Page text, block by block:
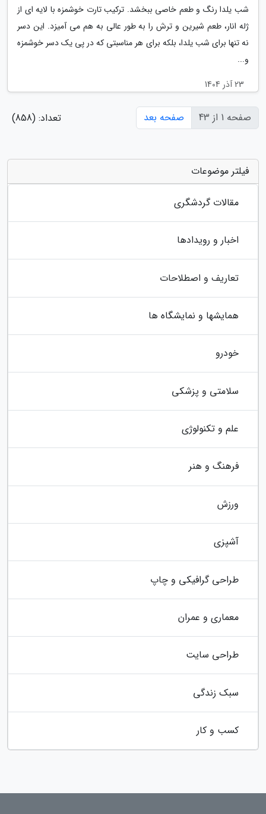
شب یلدا رنگ و طعم خاصی ببخشد. ترکیب تارت خوشمزه با لایه ای از
ژله انار، طعم شیرین و ترش را به طور عالی به هم می آمیزد. این دسر
نه تنها برای شب یلدا، بلکه برای هر مناسبتی که در پی یک دسر خوشمزه
و...
23 آذر 1404
صفحه 1 از 43 صفحه بعد تعداد: (858)
فیلتر موضوعات
مقالات گردشگری
اخبار و رویدادها
تعاریف و اصطلاحات
همایشها و نمایشگاه ها
خودرو
سلامتی و پزشکی
علم و تکنولوژی
فرهنگ و هنر
ورزش
آشپزی
طراحی گرافیکی و چاپ
معماری و عمران
طراحی سایت
سبک زندگی
کسب و کار